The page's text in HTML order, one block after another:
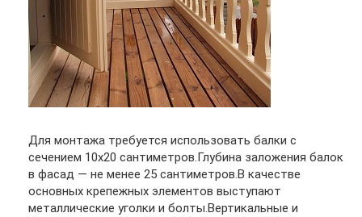
Для монтажа требуется использовать балки с
сечением 10х20 сантиметров.Глубина заложения балок
в фасад — не менее 25 сантиметров.В качестве
основных крепежных элементов выступают
металлические уголки и болты.Вертикальные и